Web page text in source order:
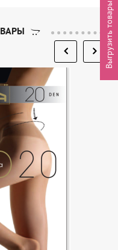
Выгрузить товары